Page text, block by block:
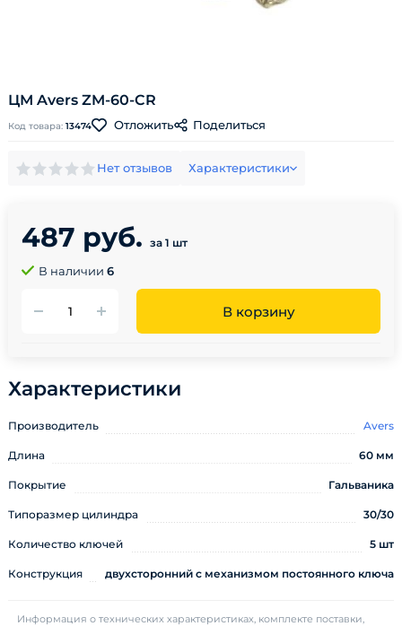
ЦМ Avers ZM-60-CR
Код товара: 13474 Отложить Поделиться
Нет отзывов Характеристики
487 руб. за 1 шт
В наличии 6
В корзину
Характеристики
Производитель Avers
Длина 60 мм
Покрытие Гальваника
Типоразмер цилиндра 30/30
Количество ключей 5 шт
Конструкция двухсторонний с механизмом постоянного ключа
Информация о технических характеристиках, комплекте поставки,